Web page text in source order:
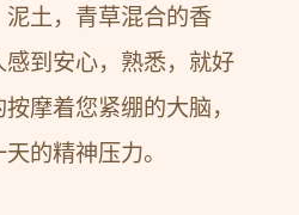
土，青草混合的香
到安心，熟悉，就好
摩着您紧绷的大脑，
的精神压力。